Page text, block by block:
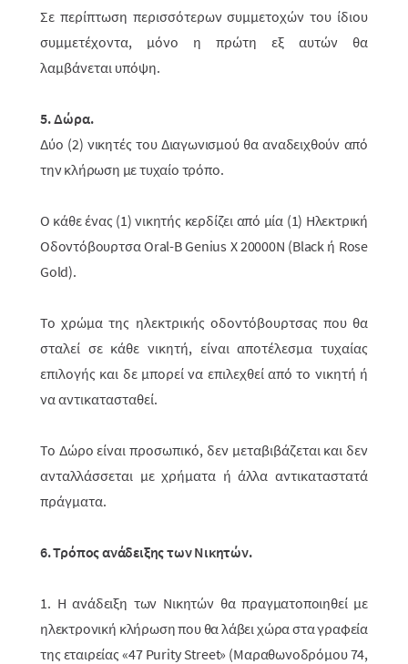
Σε περίπτωση περισσότερων συμμετοχών του ίδιου
συμμετέχοντα, μόνο η πρώτη εξ αυτών θα
λαμβάνεται υπόψη.
5. Δώρα.
Δύο (2) νικητές του Διαγωνισμού θα αναδειχθούν από
την κλήρωση με τυχαίο τρόπο.
Ο κάθε ένας (1) νικητής κερδίζει από μία (1) Ηλεκτρική
Οδοντόβουρτσα Oral-B Genius X 20000N (Black ή Rose
Gold).
Το χρώμα της ηλεκτρικής οδοντόβουρτσας που θα
σταλεί σε κάθε νικητή, είναι αποτέλεσμα τυχαίας
επιλογής και δε μπορεί να επιλεχθεί από το νικητή ή
να αντικατασταθεί.
Το Δώρο είναι προσωπικό, δεν μεταβιβάζεται και δεν
ανταλλάσσεται με χρήματα ή άλλα αντικαταστατά
πράγματα.
6. Τρόπος ανάδειξης των Νικητών.
1. Η ανάδειξη των Νικητών θα πραγματοποιηθεί με
ηλεκτρονική κλήρωση που θα λάβει χώρα στα γραφεία
της εταιρείας «47 Purity Street» (Μαραθωνοδρόμου 74,